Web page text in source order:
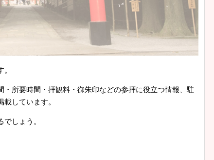
所要時間・拝観料・御朱印などの参拝に役立つ情報、駐
しています。
しょう。